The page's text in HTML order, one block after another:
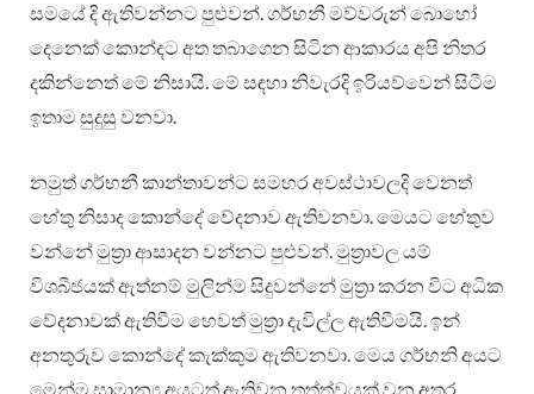
සමයේ දි ඇතිවන්නට පුළුවන්. ගර්භනී මව්වරුන් බොහෝ
දෙනෙක් කොන්දට අත තබාගෙන සිටින ආකාරය අපි නිතර
දකින්නෙත් මේ නිසායි. මේ සඳහා නිවැරදි ඉරියව්වෙන් සිටීම
ඉතාම සුදුසු වනවා.
නමුත් ගර්භනී කාන්තාවන්ට සමහර අවස්ථාවලදි වෙනත්
හේතු නිසාද කොන්දේ වේදනාව ඇතිවනවා. මෙයට හේතුව
වන්නේ මුත්‍රා ආසාදන වන්නට පුළුවන්. මුත්‍රාවල යම්
විශබීජයක් ඇත්නම් මුලින්ම සිදුවන්නේ මුත්‍රා කරන විට අධික
වේදනාවක් ඇතිවීම හෙවත් මුත්‍රා දැවිල්ල ඇතිවීමයි. ඉන්
අනතුරුව කොන්දේ කැක්කුම ඇතිවනවා. මෙය ගර්භනි අයට
මෙන්ම සාමාන්‍ය අයටත් ඇතිවන තත්ත්වයක් වන අතර